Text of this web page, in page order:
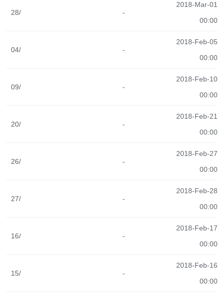
28/ -
2018-Mar-01
00:00
04/ -
2018-Feb-05
00:00
09/ -
2018-Feb-10
00:00
20/ -
2018-Feb-21
00:00
26/ -
2018-Feb-27
00:00
27/ -
2018-Feb-28
00:00
16/ -
2018-Feb-17
00:00
15/ -
2018-Feb-16
00:00